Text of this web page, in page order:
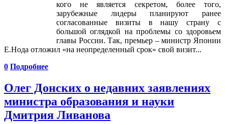
кого не является секретом, более того,
зарубежные лидеры планируют ранее
согласованные визиты в нашу страну с
большой оглядкой на проблемы со здоровьем
главы России. Так, премьер – министр Японии
Е.Нода отложил «на неопределенный срок» свой визит...
0 Подробнее
Олег Донских о недавних заявлениях
министра образования и науки
Дмитрия Ливанова